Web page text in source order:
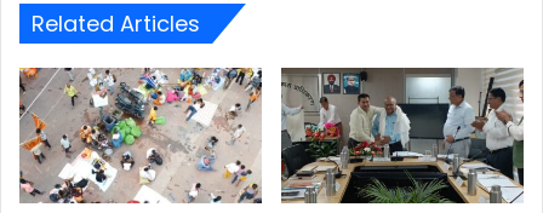
Related Articles